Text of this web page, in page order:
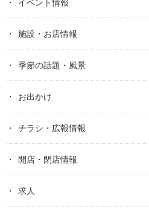
イベント情報
施設・お店情報
季節の話題・風景
お出かけ
チラシ・広報情報
開店・閉店情報
求人